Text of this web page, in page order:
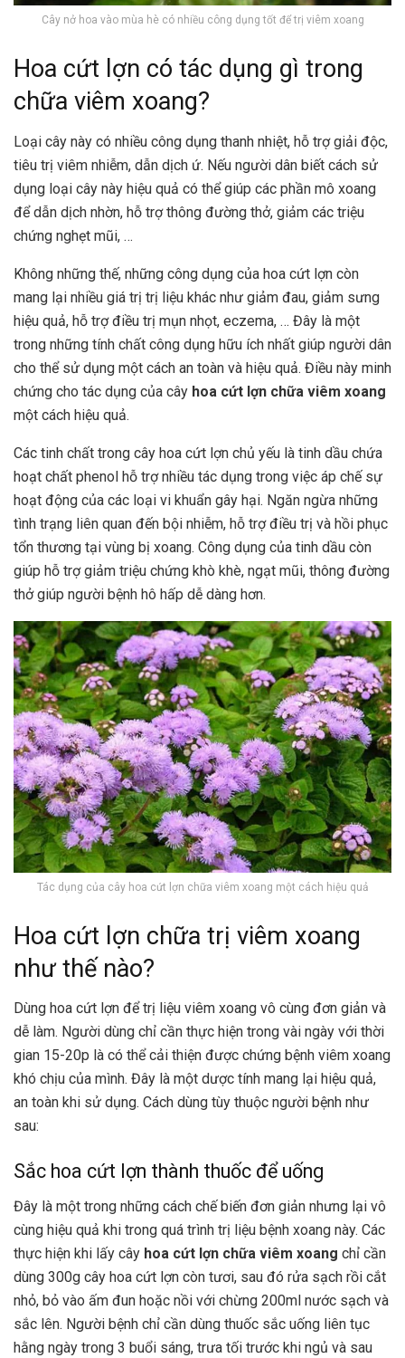
Cây nở hoa vào mùa hè có nhiều công dụng tốt để trị viêm xoang
Hoa cứt lợn có tác dụng gì trong
chữa viêm xoang?
Loại cây này có nhiều công dụng thanh nhiệt, hỗ trợ giải độc,
tiêu trị viêm nhiễm, dẫn dịch ứ. Nếu người dân biết cách sử
dụng loại cây này hiệu quả có thể giúp các phần mô xoang
để dẫn dịch nhờn, hỗ trợ thông đường thở, giảm các triệu
chứng nghẹt mũi, …
Không những thế, những công dụng của hoa cứt lợn còn
mang lại nhiều giá trị trị liệu khác như giảm đau, giảm sưng
hiệu quả, hỗ trợ điều trị mụn nhọt, eczema, … Đây là một
trong những tính chất công dụng hữu ích nhất giúp người dân
cho thể sử dụng một cách an toàn và hiệu quả. Điều này minh
chứng cho tác dụng của cây hoa cứt lợn chữa viêm xoang
một cách hiệu quả.
Các tinh chất trong cây hoa cứt lợn chủ yếu là tinh dầu chứa
hoạt chất phenol hỗ trợ nhiều tác dụng trong việc áp chế sự
hoạt động của các loại vi khuẩn gây hại. Ngăn ngừa những
tình trạng liên quan đến bội nhiễm, hỗ trợ điều trị và hồi phục
tổn thương tại vùng bị xoang. Công dụng của tinh dầu còn
giúp hỗ trợ giảm triệu chứng khò khè, ngạt mũi, thông đường
thở giúp người bệnh hô hấp dễ dàng hơn.
Tác dụng của cây hoa cứt lợn chữa viêm xoang một cách hiệu quả
Hoa cứt lợn chữa trị viêm xoang
như thế nào?
Dùng hoa cứt lợn để trị liệu viêm xoang vô cùng đơn giản và
dễ làm. Người dùng chỉ cần thực hiện trong vài ngày với thời
gian 15-20p là có thể cải thiện được chứng bệnh viêm xoang
khó chịu của mình. Đây là một dược tính mang lại hiệu quả,
an toàn khi sử dụng. Cách dùng tùy thuộc người bệnh như
sau:
Sắc hoa cứt lợn thành thuốc để uống
Đây là một trong những cách chế biến đơn giản nhưng lại vô
cùng hiệu quả khi trong quá trình trị liệu bệnh xoang này. Các
thực hiện khi lấy cây hoa cứt lợn chữa viêm xoang chỉ cần
dùng 300g cây hoa cứt lợn còn tươi, sau đó rửa sạch rồi cắt
nhỏ, bỏ vào ấm đun hoặc nồi với chừng 200ml nước sạch và
sắc lên. Người bệnh chỉ cần dùng thuốc sắc uống liên tục
hằng ngày trong 3 buổi sáng, trưa tối trước khi ngủ và sau